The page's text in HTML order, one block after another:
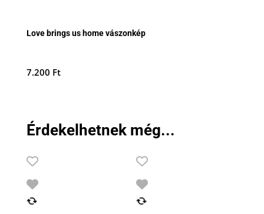
Love brings us home vászonkép
7.200 Ft
Érdekelhetnek még...